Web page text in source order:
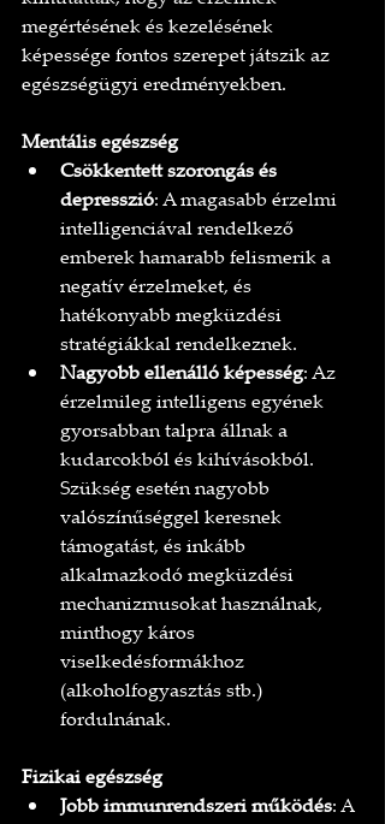
megértésének és kezelésének
képessége fontos szerepet játszik az
egészségügyi eredményekben.
Mentális egészség
Csökkentett szorongás és
depresszió: A magasabb érzelmi
intelligenciával rendelkező
emberek hamarabb felismerik a
negatív érzelmeket, és
hatékonyabb megküzdési
stratégiákkal rendelkeznek.
Nagyobb ellenálló képesség: Az
érzelmileg intelligens egyének
gyorsabban talpra állnak a
kudarcokból és kihívásokból.
Szükség esetén nagyobb
valószínűséggel keresnek
támogatást, és inkább
alkalmazkodó megküzdési
mechanizmusokat használnak,
minthogy káros
viselkedésformákhoz
(alkoholfogyasztás stb.)
fordulnának.
Fizikai egészség
Jobb immunrendszeri működés: A